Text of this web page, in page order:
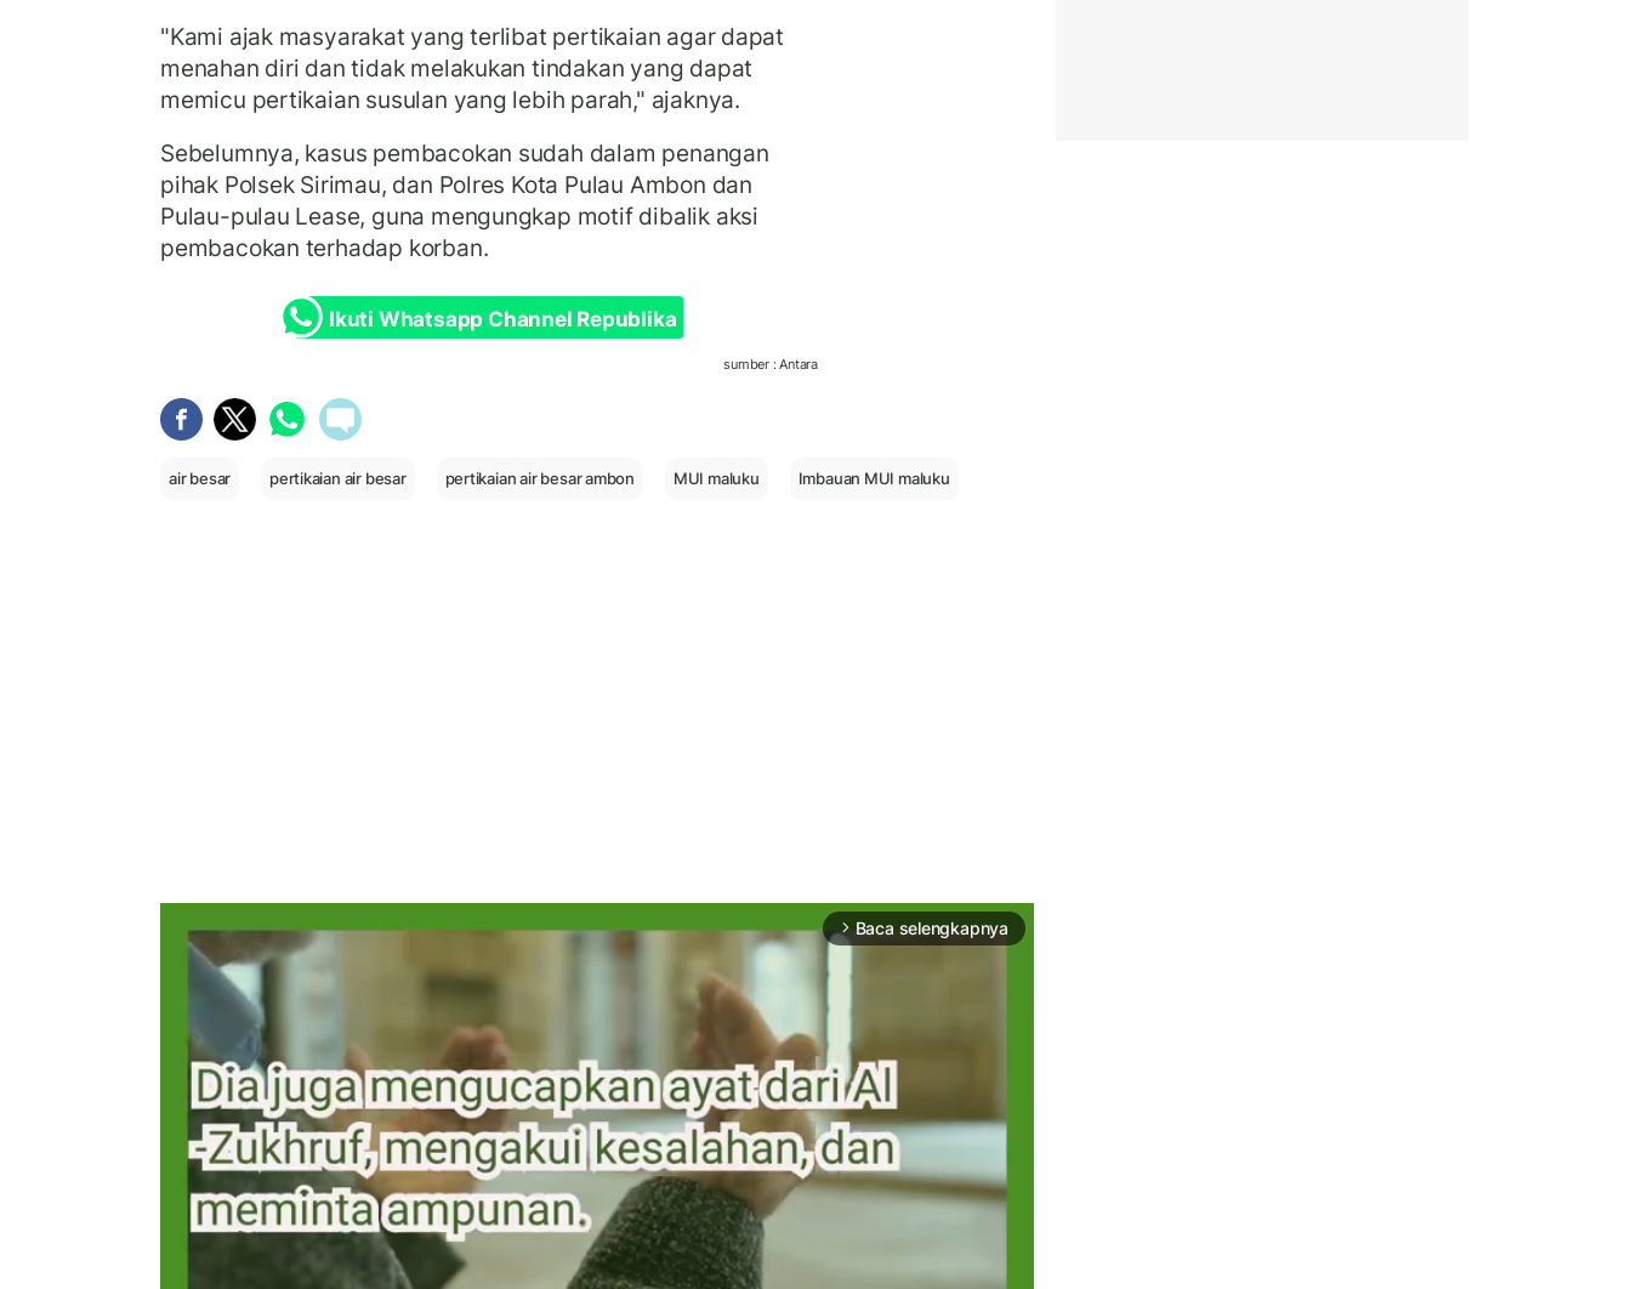
"Kami ajak masyarakat yang terlibat pertikaian agar dapat
menahan diri dan tidak melakukan tindakan yang dapat
memicu pertikaian susulan yang lebih parah," ajaknya.
Sebelumnya, kasus pembacokan sudah dalam penangan
pihak Polsek Sirimau, dan Polres Kota Pulau Ambon dan
Pulau-pulau Lease, guna mengungkap motif dibalik aksi
pembacokan terhadap korban.
Ikuti Whatsapp Channel Republika
sumber : Antara
air besar pertikaian air besar pertikaian air besar ambon MUI maluku Imbauan MUI maluku
arrow_forward_ios Baca selengkapnya